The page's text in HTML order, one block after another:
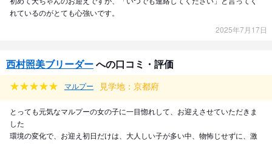
れているのがとても心強いです。
2025年7月17日
西村照美ブリーダーへの口コミ・評価
マルプー 見学地：京都府
とっても元気なマルプーの女の子に一目惚れして、お迎えさせていただきま
した
環境の変化で、お迎え初日だけは、大人しい子が多い中、物怖じせずに、激